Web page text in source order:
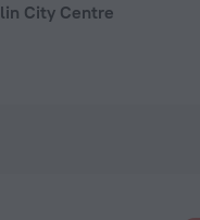
City Centre